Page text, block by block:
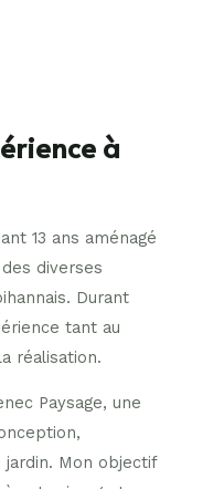
à
13 ans aménagé
diverses
Durant
tant au
réalisation.
Paysage, une
jardin. Mon objectif